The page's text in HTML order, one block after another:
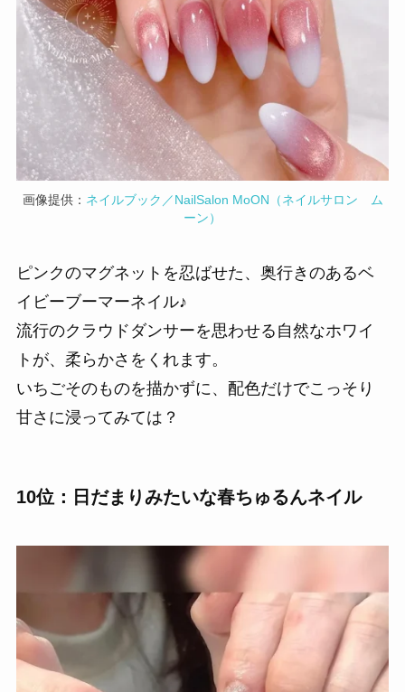
画像提供： ネイルブック／NailSalon MoON（ネイルサロン ム
ーン）
ピンクのマグネットを忍ばせた、奥行きのあるベ
イビーブーマーネイル♪
流行のクラウドダンサーを思わせる自然なホワイ
トが、柔らかさをくれます。
いちごそのものを描かずに、配色だけでこっそり
甘さに浸ってみては？
10位：日だまりみたいな春ちゅるんネイル